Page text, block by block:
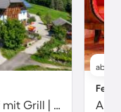
Kinderfreundlicher Bauernhof mit Grill | Bergblick | Haustierfreundlich
ab